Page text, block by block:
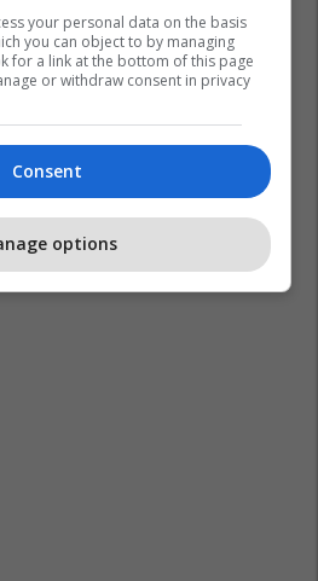
your personal data on the basis
you can object to by managing
for a link at the bottom of this page
or withdraw consent in privacy
Consent
options